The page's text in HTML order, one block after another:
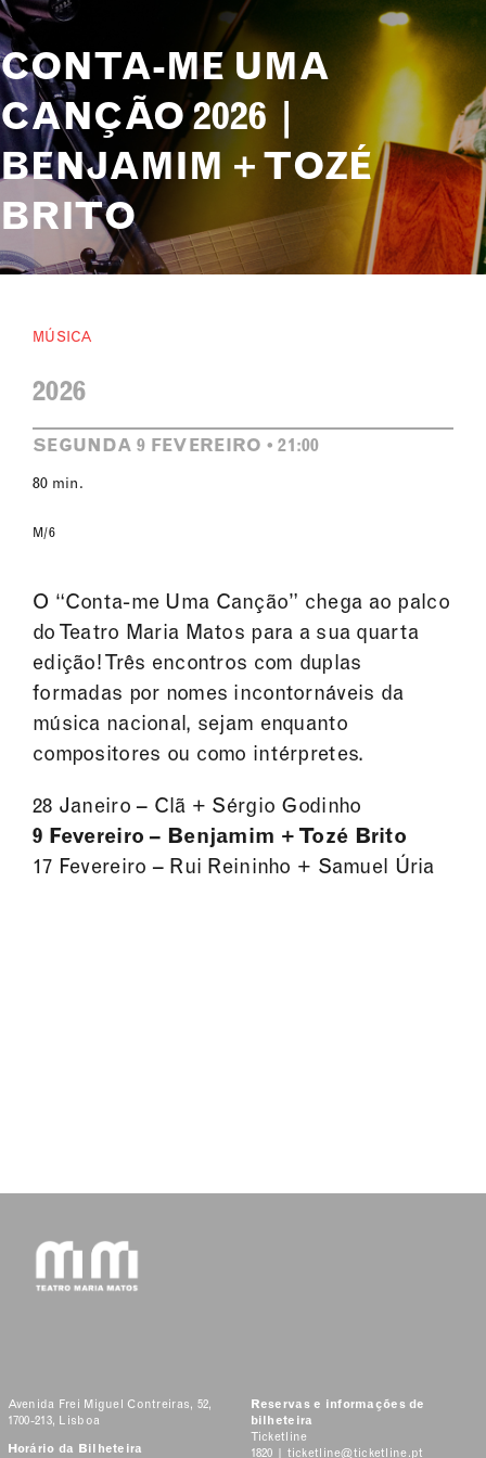
CONTA-ME UMA
CANÇÃO 2026 |
BENJAMIM + TOZÉ
BRITO
MÚSICA
2026
SEGUNDA 9 FEVEREIRO • 21:00
80 min.
M/6
O “Conta-me Uma Canção” chega ao palco
do Teatro Maria Matos para a sua quarta
edição! Três encontros com duplas
formadas por nomes incontornáveis da
música nacional, sejam enquanto
compositores ou como intérpretes.
28 Janeiro – Clã + Sérgio Godinho
9 Fevereiro – Benjamim + Tozé Brito
17 Fevereiro – Rui Reininho + Samuel Úria
Avenida Frei Miguel Contreiras, 52,
1700-213, Lisboa
Horário da Bilheteira
Reservas e informações de
bilheteira
Ticketline
1820 | ticketline@ticketline.pt